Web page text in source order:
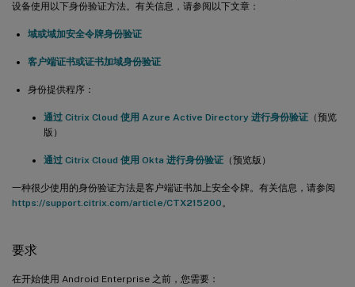
设备使用以下身份验证方法。有关信息，请参阅以下文章：
域或域加安全令牌身份验证
客户端证书或证书加域身份验证
身份提供程序：
通过 Citrix Cloud 使用 Azure Active Directory 进行身份验证 （预览
版）
通过 Citrix Cloud 使用 Okta 进行身份验证 （预览版）
一种很少使用的身份验证方法是客户端证书加上安全令牌。有关信息，请参阅
https://support.citrix.com/article/CTX215200。
要求
在开始使用 Android Enterprise 之前，您需要：